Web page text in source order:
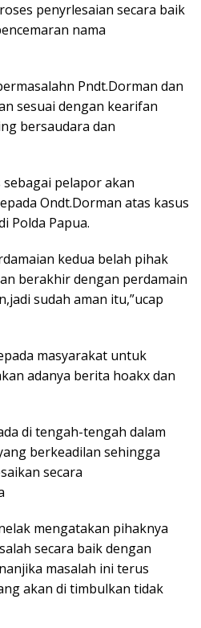
penyrlesaian secara baik
nama
Pndt.Dorman dan
sesuai dengan kearifan
bersaudara dan
pelapor akan
Ondt.Dorman atas kasus
Polda Papua.
kedua belah pihak
berakhir dengan perdamain
sudah aman itu,”ucap
masyarakat untuk
adanya berita hoakx dan
di tengah-tengah dalam
berkeadilan sehingga
secara
mengatakan pihaknya
secara baik dengan
masalah ini terus
akan di timbulkan tidak